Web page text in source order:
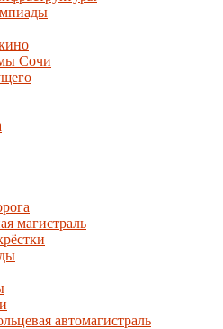
Сочи
магистраль
автомагистраль